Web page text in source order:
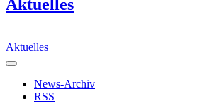
Aktuelles
Aktuelles
News-Archiv
RSS